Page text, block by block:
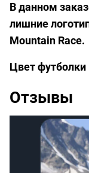
В данном
лишние
Mountain Race.
Цвет
Отзывы